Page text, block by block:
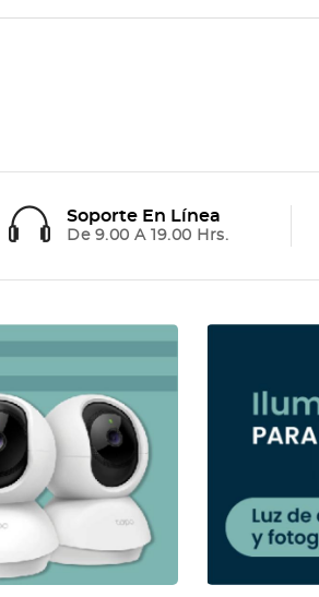
Soporte En Línea
De 9.00 A 19.00 Hrs.